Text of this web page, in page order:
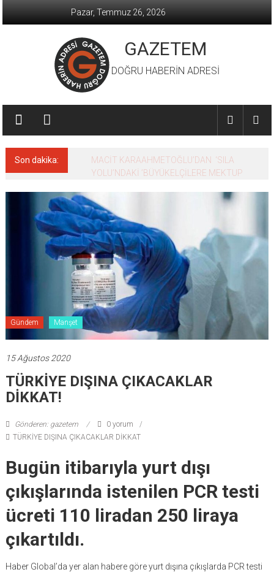
Pazar, Temmuz 26, 2026
GAZETEM
DOĞRU HABERİN ADRESİ
Son dakika:
MACİT KARAAHMETOĞLU’DAN ‘SILA
YOLU’NDAKİ ’BÜYÜKELÇİLERE MEKTUP
Gündem Manşet
15 Ağustos 2020
TÜRKİYE DIŞINA ÇIKACAKLAR
DİKKAT!
Gönderen: gazetem
0 yorum
TÜRKİYE DIŞINA ÇIKACAKLAR DİKKAT
Bugün itibarıyla yurt dışı
çıkışlarında istenilen PCR testi
ücreti 110 liradan 250 liraya
çıkartıldı.
Haber Global’da yer alan habere göre yurt dışına çıkışlarda PCR testi